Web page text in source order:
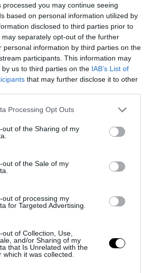
processed you may continue seeing
based on personal information utilized by
disclosed to third parties prior to
separately opt-out of the further
personal information by third parties on the
participants. This information may
us to third parties on the IAB’s List of
that may further disclose it to other
website/app uses one or more Google
visit or usage behaviour. You may click to
to Google and its third-party tags to
below specified purposes in below Google
Processing Opt Outs
out of the Sharing of my
out of the Sale of my
out of processing my
for Targeted Advertising.
of Collection, Use,
and/or Sharing of my
that Is Unrelated with the
which it was collected.
ΠΡΩΤΕΪΝΗ ΥΓΕΙΑ
στοYouTube,
Διατροφή